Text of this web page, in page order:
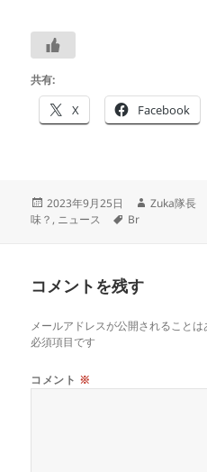
共有:
X Facebook
投
稿
2023年9月25日
作
Zuka隊長
味？ , ニュース
タ
Br
コメントを残す
メールアドレスが公開されることは
必須項目です
コメント ※